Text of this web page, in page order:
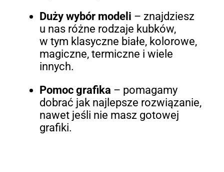
Duży wybór modeli – znajdziesz
u nas różne rodzaje kubków,
w tym klasyczne białe, kolorowe,
magiczne, termiczne i wiele
innych.
Pomoc grafika – pomagamy
dobrać jak najlepsze rozwiązanie,
nawet jeśli nie masz gotowej
grafiki.